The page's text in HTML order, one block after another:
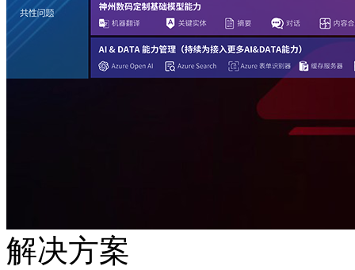
解决方案